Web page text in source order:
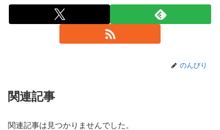
のんびり
関連記事
関連記事は見つかりませんでした。